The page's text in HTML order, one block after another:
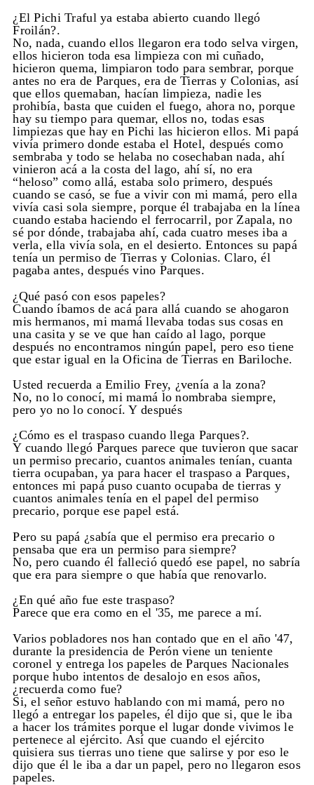
¿El Pichi Traful ya estaba abierto cuando llegó
Froilán?.
No, nada, cuando ellos llegaron era todo selva virgen,
ellos hicieron toda esa limpieza con mi cuñado,
hicieron quema, limpiaron todo para sembrar, porque
antes no era de Parques, era de Tierras y Colonias, así
que ellos quemaban, hacían limpieza, nadie les
prohibía, basta que cuiden el fuego, ahora no, porque
hay su tiempo para quemar, ellos no, todas esas
limpiezas que hay en Pichi las hicieron ellos. Mi papá
vivía primero donde estaba el Hotel, después como
sembraba y todo se helaba no cosechaban nada, ahí
vinieron acá a la costa del lago, ahí sí, no era
“heloso” como allá, estaba solo primero, después
cuando se casó, se fue a vivir con mi mamá, pero ella
vivía casi sola siempre, porque él trabajaba en la línea
cuando estaba haciendo el ferrocarril, por Zapala, no
sé por dónde, trabajaba ahí, cada cuatro meses iba a
verla, ella vivía sola, en el desierto. Entonces su papá
tenía un permiso de Tierras y Colonias. Claro, él
pagaba antes, después vino Parques.
¿Qué pasó con esos papeles?
Cuando íbamos de acá para allá cuando se ahogaron
mis hermanos, mi mamá llevaba todas sus cosas en
una casita y se ve que han caído al lago, porque
después no encontramos ningún papel, pero eso tiene
que estar igual en la Oficina de Tierras en Bariloche.
Usted recuerda a Emilio Frey, ¿venía a la zona?
No, no lo conocí, mi mamá lo nombraba siempre,
pero yo no lo conocí. Y después
¿Cómo es el traspaso cuando llega Parques?.
Y cuando llegó Parques parece que tuvieron que sacar
un permiso precario, cuantos animales tenían, cuanta
tierra ocupaban, ya para hacer el traspaso a Parques,
entonces mi papá puso cuanto ocupaba de tierras y
cuantos animales tenía en el papel del permiso
precario, porque ese papel está.
Pero su papá ¿sabía que el permiso era precario o
pensaba que era un permiso para siempre?
No, pero cuando él falleció quedó ese papel, no sabría
que era para siempre o que había que renovarlo.
¿En qué año fue este traspaso?
Parece que era como en el '35, me parece a mí.
Varios pobladores nos han contado que en el año '47,
durante la presidencia de Perón viene un teniente
coronel y entrega los papeles de Parques Nacionales
porque hubo intentos de desalojo en esos años,
¿recuerda como fue?
Si, el señor estuvo hablando con mi mamá, pero no
llegó a entregar los papeles, él dijo que si, que le iba
a hacer los trámites porque el lugar donde vivimos le
pertenece al ejército. Así que cuando el ejército
quisiera sus tierras uno tiene que salirse y por eso le
dijo que él le iba a dar un papel, pero no llegaron esos
papeles.